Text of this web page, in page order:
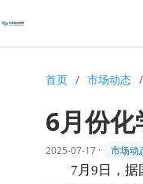
首页 / 市场动态 /
6月份
2025-07-17 · 市场动
7 月 9 日，据